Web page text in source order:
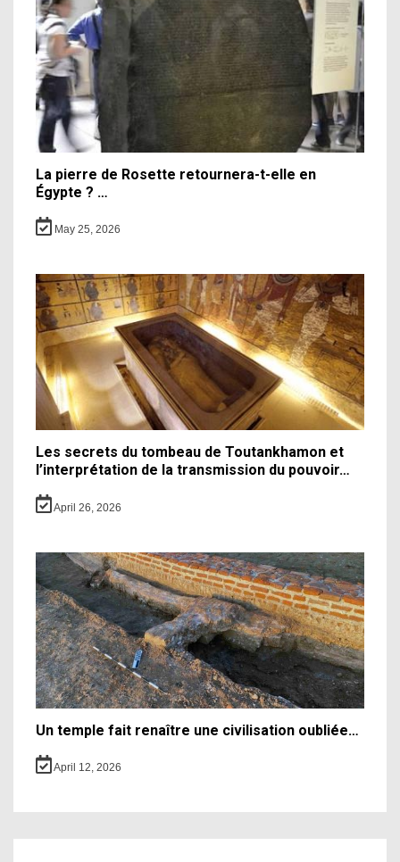
La pierre de Rosette retournera-t-elle en
Égypte ? …
May 25, 2026
Les secrets du tombeau de Toutankhamon et
l’interprétation de la transmission du pouvoir…
April 26, 2026
Un temple fait renaître une civilisation oubliée…
April 12, 2026